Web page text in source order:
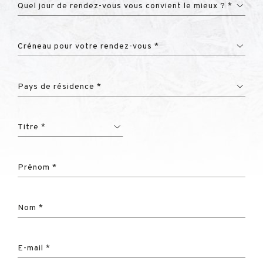
Quel jour de rendez-vous vous convient le mieux ? *
Créneau pour votre rendez-vous *
Pays de résidence *
Titre *
Prénom *
Nom *
E-mail *